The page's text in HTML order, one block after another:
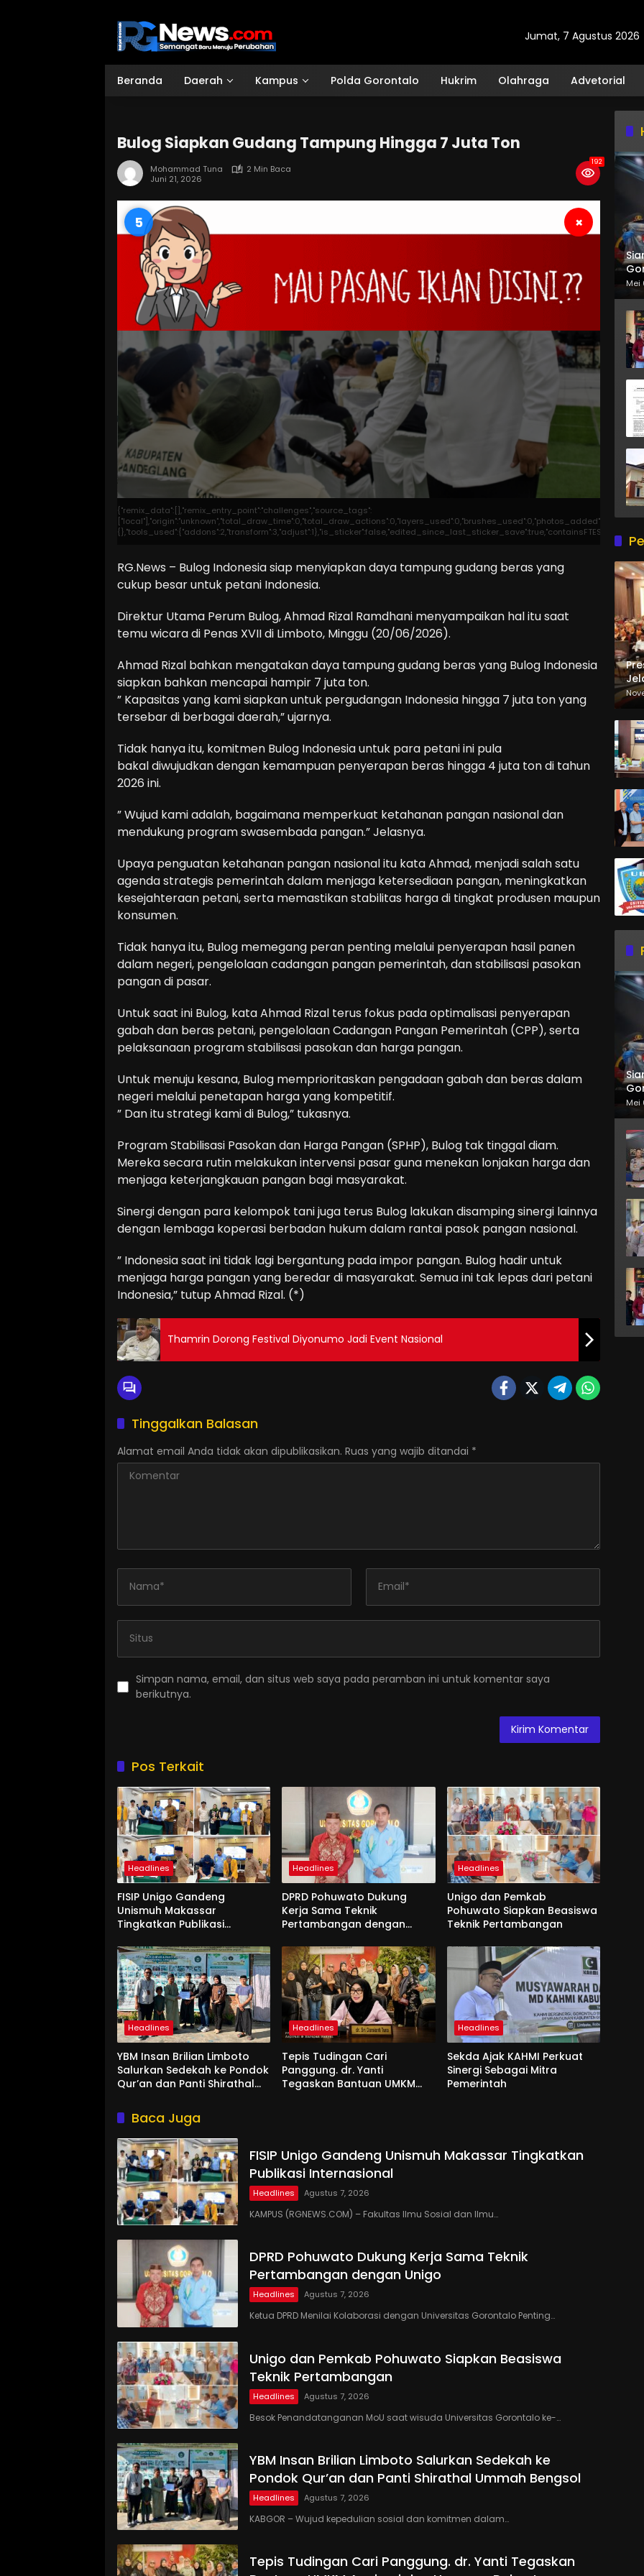
Jumat, 7 Agustus 2026
Beranda Daerah Kampus Polda Gorontalo Hukrim Olahraga Advetorial
Bulog Siapkan Gudang Tampung Hingga 7 Juta Ton
Mohammad Tuna
2 Min Baca
Juni 21, 2026
192
4 ×
{"remix_data":[],"remix_entry_point":"challenges","source_tags":
RG.News – Bulog Indonesia siap menyiapkan daya tampung gudang beras yang
cukup besar untuk petani Indonesia.
Direktur Utama Perum Bulog, Ahmad Rizal Ramdhani menyampaikan hal itu saat
temu wicara di Penas XVII di Limboto, Minggu (20/06/2026).
Ahmad Rizal bahkan mengatakan daya tampung gudang beras yang Bulog Indonesia
siapkan bahkan mencapai hampir 7 juta ton.
” Kapasitas yang kami siapkan untuk pergudangan Indonesia hingga 7 juta ton yang
tersebar di berbagai daerah,” ujarnya.
Tidak hanya itu, komitmen Bulog Indonesia untuk para petani ini pula
bakal diwujudkan dengan kemampuan penyerapan beras hingga 4 juta ton di tahun
2026 ini.
” Wujud kami adalah, bagaimana memperkuat ketahanan pangan nasional dan
mendukung program swasembada pangan.” Jelasnya.
Upaya penguatan ketahanan pangan nasional itu kata Ahmad, menjadi salah satu
agenda strategis pemerintah dalam menjaga ketersediaan pangan, meningkatkan
kesejahteraan petani, serta memastikan stabilitas harga di tingkat produsen maupun
konsumen.
Tidak hanya itu, Bulog memegang peran penting melalui penyerapan hasil panen
dalam negeri, pengelolaan cadangan pangan pemerintah, dan stabilisasi pasokan
pangan di pasar.
Untuk saat ini Bulog, kata Ahmad Rizal terus fokus pada optimalisasi penyerapan
gabah dan beras petani, pengelolaan Cadangan Pangan Pemerintah (CPP), serta
pelaksanaan program stabilisasi pasokan dan harga pangan.
Untuk menuju kesana, Bulog memprioritaskan pengadaan gabah dan beras dalam
negeri melalui penetapan harga yang kompetitif.
” Dan itu strategi kami di Bulog,” tukasnya.
Program Stabilisasi Pasokan dan Harga Pangan (SPHP), Bulog tak tinggal diam.
Mereka secara rutin melakukan intervensi pasar guna menekan lonjakan harga dan
menjaga keterjangkauan pangan bagi masyarakat.
Sinergi dengan para kelompok tani juga terus Bulog lakukan disamping sinergi lainnya
dengan lembaga koperasi berbadan hukum dalam rantai pasok pangan nasional.
” Indonesia saat ini tidak lagi bergantung pada impor pangan. Bulog hadir untuk
menjaga harga pangan yang beredar di masyarakat. Semua ini tak lepas dari petani
Indonesia,” tutup Ahmad Rizal. (*)
Thamrin Dorong Festival Diyonumo Jadi Event Nasional
Tinggalkan Balasan
Alamat email Anda tidak akan dipublikasikan. Ruas yang wajib ditandai *
Simpan nama, email, dan situs web saya pada peramban ini untuk komentar saya
berikutnya.
Pos Terkait
Headlines
FISIP Unigo Gandeng
Unismuh Makassar
Tingkatkan Publikasi
Headlines
DPRD Pohuwato Dukung
Kerja Sama Teknik
Pertambangan dengan
Headlines
Unigo dan Pemkab
Pohuwato Siapkan Beasiswa
Teknik Pertambangan
Headlines
YBM Insan Brilian Limboto
Salurkan Sedekah ke Pondok
Qur’an dan Panti Shirathal
Headlines
Tepis Tudingan Cari
Panggung. dr. Yanti
Tegaskan Bantuan UMKM
Headlines
Sekda Ajak KAHMI Perkuat
Sinergi Sebagai Mitra
Pemerintah
Baca Juga
FISIP Unigo Gandeng Unismuh Makassar Tingkatkan
Publikasi Internasional
Headlines Agustus 7, 2026
KAMPUS (RGNEWS.COM) – Fakultas Ilmu Sosial dan Ilmu…
DPRD Pohuwato Dukung Kerja Sama Teknik
Pertambangan dengan Unigo
Headlines Agustus 7, 2026
Ketua DPRD Menilai Kolaborasi dengan Universitas Gorontalo Penting…
Unigo dan Pemkab Pohuwato Siapkan Beasiswa
Teknik Pertambangan
Headlines Agustus 7, 2026
Besok Penandatanganan MoU saat wisuda Universitas Gorontalo ke-…
YBM Insan Brilian Limboto Salurkan Sedekah ke
Pondok Qur’an dan Panti Shirathal Ummah Bengsol
Headlines Agustus 7, 2026
KABGOR – Wujud kepedulian sosial dan komitmen dalam…
Tepis Tudingan Cari Panggung. dr. Yanti Tegaskan
Mei
Mei